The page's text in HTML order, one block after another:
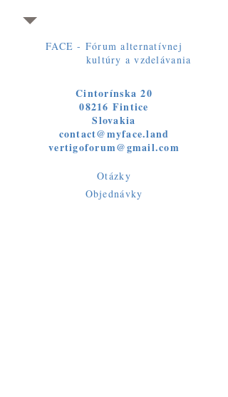
FACE - Fórum alternatívnej
kultúry a vzdelávania
Cintorínska 20
08216 Fintice
Slovakia
contact@myface.land
vertigoforum@gmail.com
Otázky
Objednávky